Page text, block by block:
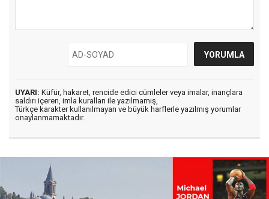
UYARI: Küfür, hakaret, rencide edici cümleler veya imalar, inançlara
saldırı içeren, imla kuralları ile yazılmamış,
Türkçe karakter kullanılmayan ve büyük harflerle yazılmış yorumlar
onaylanmamaktadır.